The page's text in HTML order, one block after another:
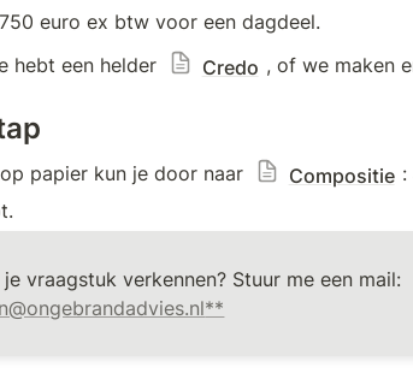
euro ex btw voor een dagdeel.
hebt een helder
Credo , of we maken
papier kun je door naar Compositie :
**